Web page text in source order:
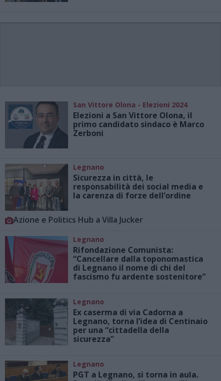
San Vittore Olona - Elezioni 2024
Elezioni a San Vittore Olona, il
primo candidato sindaco è Marco
Zerboni
Legnano
Sicurezza in città, le
responsabilità dei social media e
la carenza di forze dell’ordine
Azione e Politics Hub a Villa Jucker
Legnano
Rifondazione Comunista:
“Cancellare dalla toponomastica
di Legnano il nome di chi del
fascismo fu ardente sostenitore”
Legnano
Ex caserma di via Cadorna a
Legnano, torna l’idea di Centinaio
per una “cittadella della
sicurezza”
Legnano
PGT a Legnano, si torna in aula.